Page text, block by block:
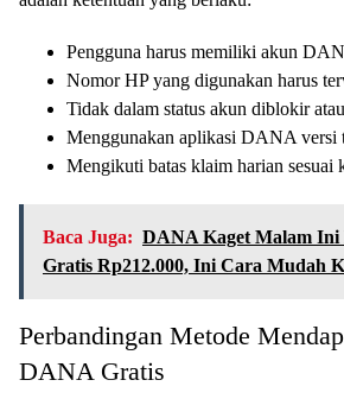
Pengguna harus memiliki akun
Nomor HP yang digunakan harus
Tidak dalam status akun diblokir
Menggunakan aplikasi DANA versi
Mengikuti batas klaim harian sesuai
Baca Juga: DANA Kaget Malam Ini
Gratis Rp212.000, Ini Cara Mudah
Perbandingan Metode
DANA Gratis